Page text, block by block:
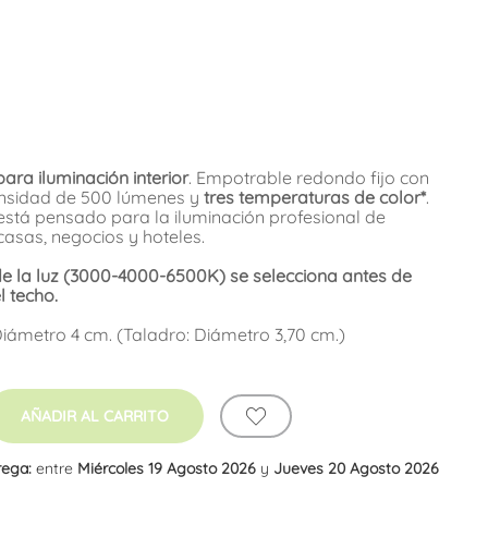
iluminación interior. Empotrable redondo fijo con
de 500 lúmenes y tres temperaturas de color*.
pensado para la iluminación profesional de
negocios y hoteles.
la luz (3000-4000-6500K) se selecciona antes de
techo.
4 cm. (Taladro: Diámetro 3,70 cm.)
AÑADIR AL CARRITO
entre Miércoles 19 Agosto 2026 y Jueves 20 Agosto 2026